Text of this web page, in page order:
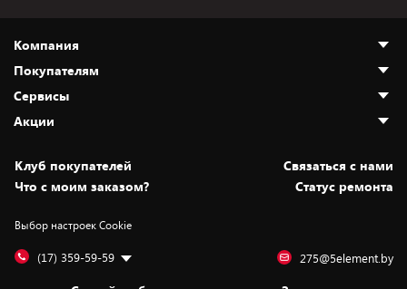
Компания
О нас
Адреса магазинов
Новости
Статьи и обзоры
Вакансии
Дай пять добру!
Покупателям
Как сделать заказ
Оплата и доставка
Юрлицам
Обмен и возврат товара
Обработка персональных данных
Подарочные карты
Сервисы
Установка техники
Для игровых консолей
Для мобильных устройств
Для компьютеров
Акции
Скидки и промокоды
Белорусские товары
Бонусы
Оплата частями
Клуб покупателей
Cвязаться с нами
Что с моим заказом?
Статус ремонта
Выбор настроек Cookie
(17) 359-59-59 275@5element.by